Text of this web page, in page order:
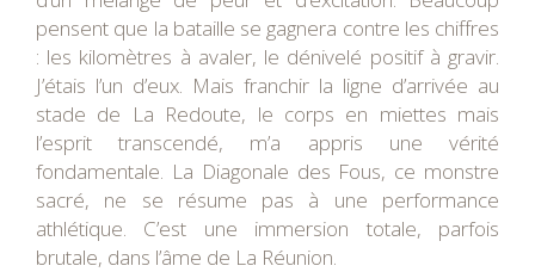
pensent que la bataille se gagnera contre les chiffres
: les kilomètres à avaler, le dénivelé positif à gravir.
J’étais l’un d’eux. Mais franchir la ligne d’arrivée au
stade de La Redoute, le corps en miettes mais
l’esprit transcendé, m’a appris une vérité
fondamentale. La Diagonale des Fous, ce monstre
sacré, ne se résume pas à une performance
athlétique. C’est une immersion totale, parfois
brutale, dans l’âme de La Réunion.